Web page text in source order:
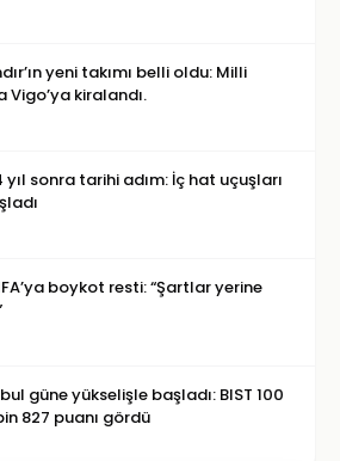
yeni takımı belli oldu: Milli
Vigo’ya kiralandı.
yıl sonra tarihi adım: İç hat uçuşları
boykot resti: “Şartlar yerine
güne yükselişle başladı: BIST 100
827 puanı gördü